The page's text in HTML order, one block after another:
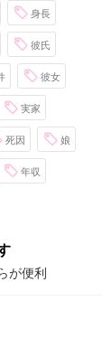
身長
彼氏
彼女
実家
死因 娘
年収
が便利